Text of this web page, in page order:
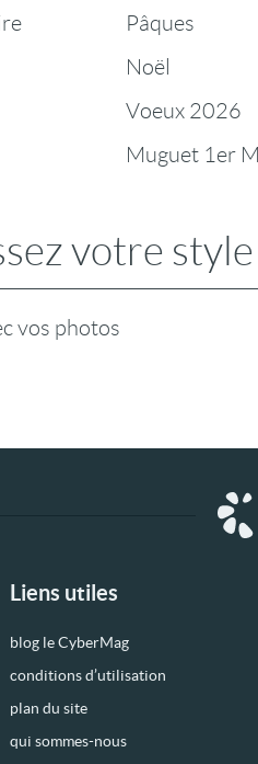
Pâques
Noël
Voeux 2026
Muguet 1er
votre style
vos photos
Liens utiles
blog le CyberMag
conditions d’utilisation
plan du site
qui sommes-nous